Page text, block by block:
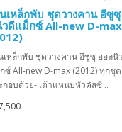
เหล็กพับ ชุดวางคาน อีซู
วดีแม็กซ์ All-new D-max
เหล็กพับ ชุดวางคาน อีซูซุ ออลนิ
ซ์ All-new D-max (2012) ทุกชุด
กอบด้วย- เต้าแหนบหัวคัสซี ..